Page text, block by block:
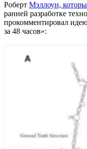
Роберт Мэллоун,
ранней разработке
прокомментировал
за 48 часов»: